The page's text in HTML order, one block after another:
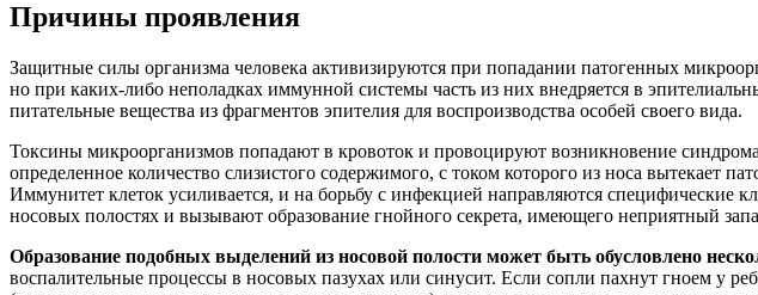
Причины проявления
Защитные силы организма человека активизируются при попадании патогенных
но при каких-либо неполадках иммунной системы часть из них внедряется в
питательные вещества из фрагментов эпителия для воспроизводства особей своего вида.
Токсины микроорганизмов попадают в кровоток и провоцируют возникновение
определенное количество слизистого содержимого, с током которого из носа вытекает
Иммунитет клеток усиливается, и на борьбу с инфекцией направляются
носовых полостях и вызывают образование гнойного секрета, имеющего неприятный
Образование подобных выделений из носовой полости может быть обусловлено
воспалительные процессы в носовых пазухах или синусит. Если сопли пахнут гноем у